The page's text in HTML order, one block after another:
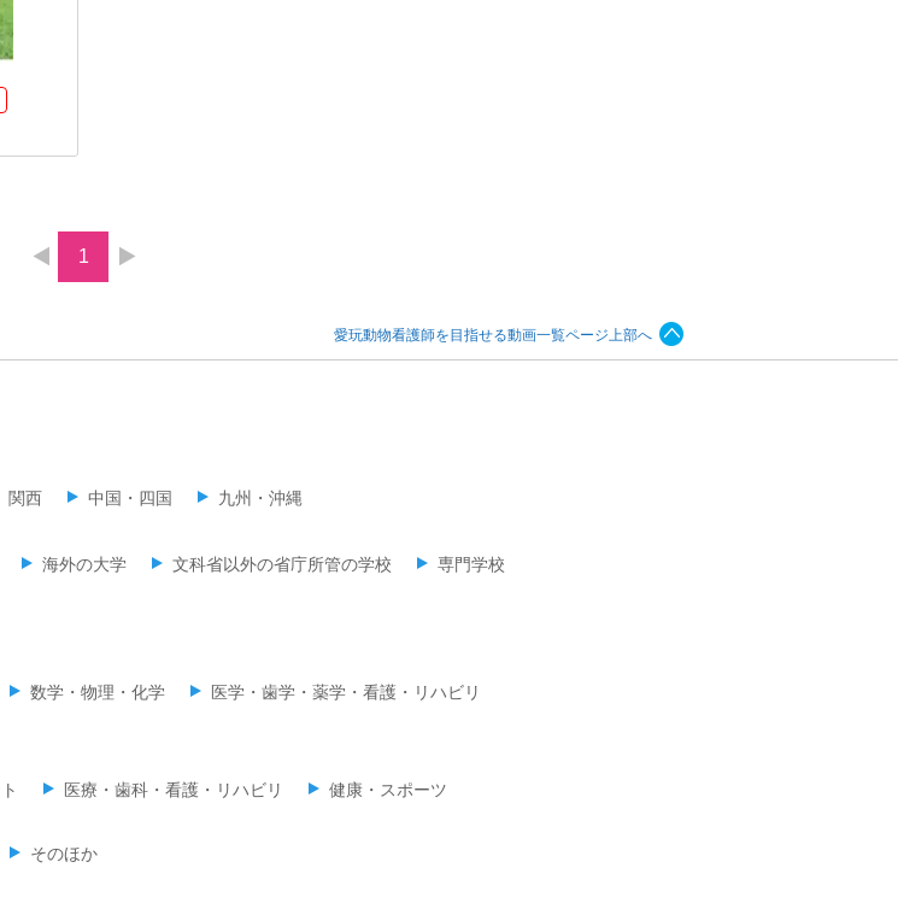
1
愛玩動物看護師を目指せる動画一覧ページ上部へ
関西 中国・四国 九州・沖縄
海外の大学 文科省以外の省庁所管の学校
専門学校
数学・物理・化学 医学・歯学・薬学・看護・リハビリ
医療・歯科・看護・リハビリ 健康・スポーツ
そのほか